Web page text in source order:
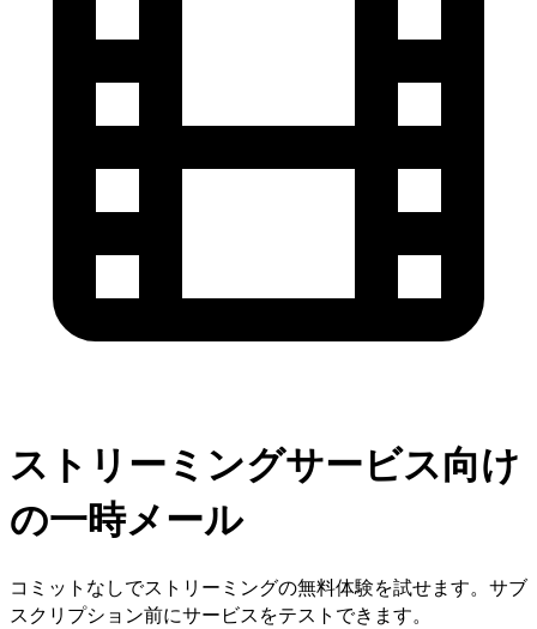
ストリーミングサービス向け
の一時メール
コミットなしでストリーミングの無料体験を試せます。サブ
スクリプション前にサービスをテストできます。